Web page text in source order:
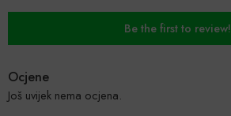
Be the first to review!
Ocjene
Još uvijek nema ocjena.